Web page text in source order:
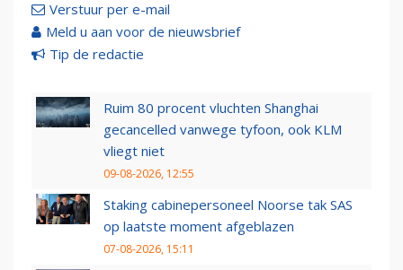
Verstuur per e-mail
Meld u aan voor de nieuwsbrief
Tip de redactie
Ruim 80 procent vluchten Shanghai
gecancelled vanwege tyfoon, ook KLM
vliegt niet
09-08-2026, 12:55
Staking cabinepersoneel Noorse tak SAS
op laatste moment afgeblazen
07-08-2026, 15:11